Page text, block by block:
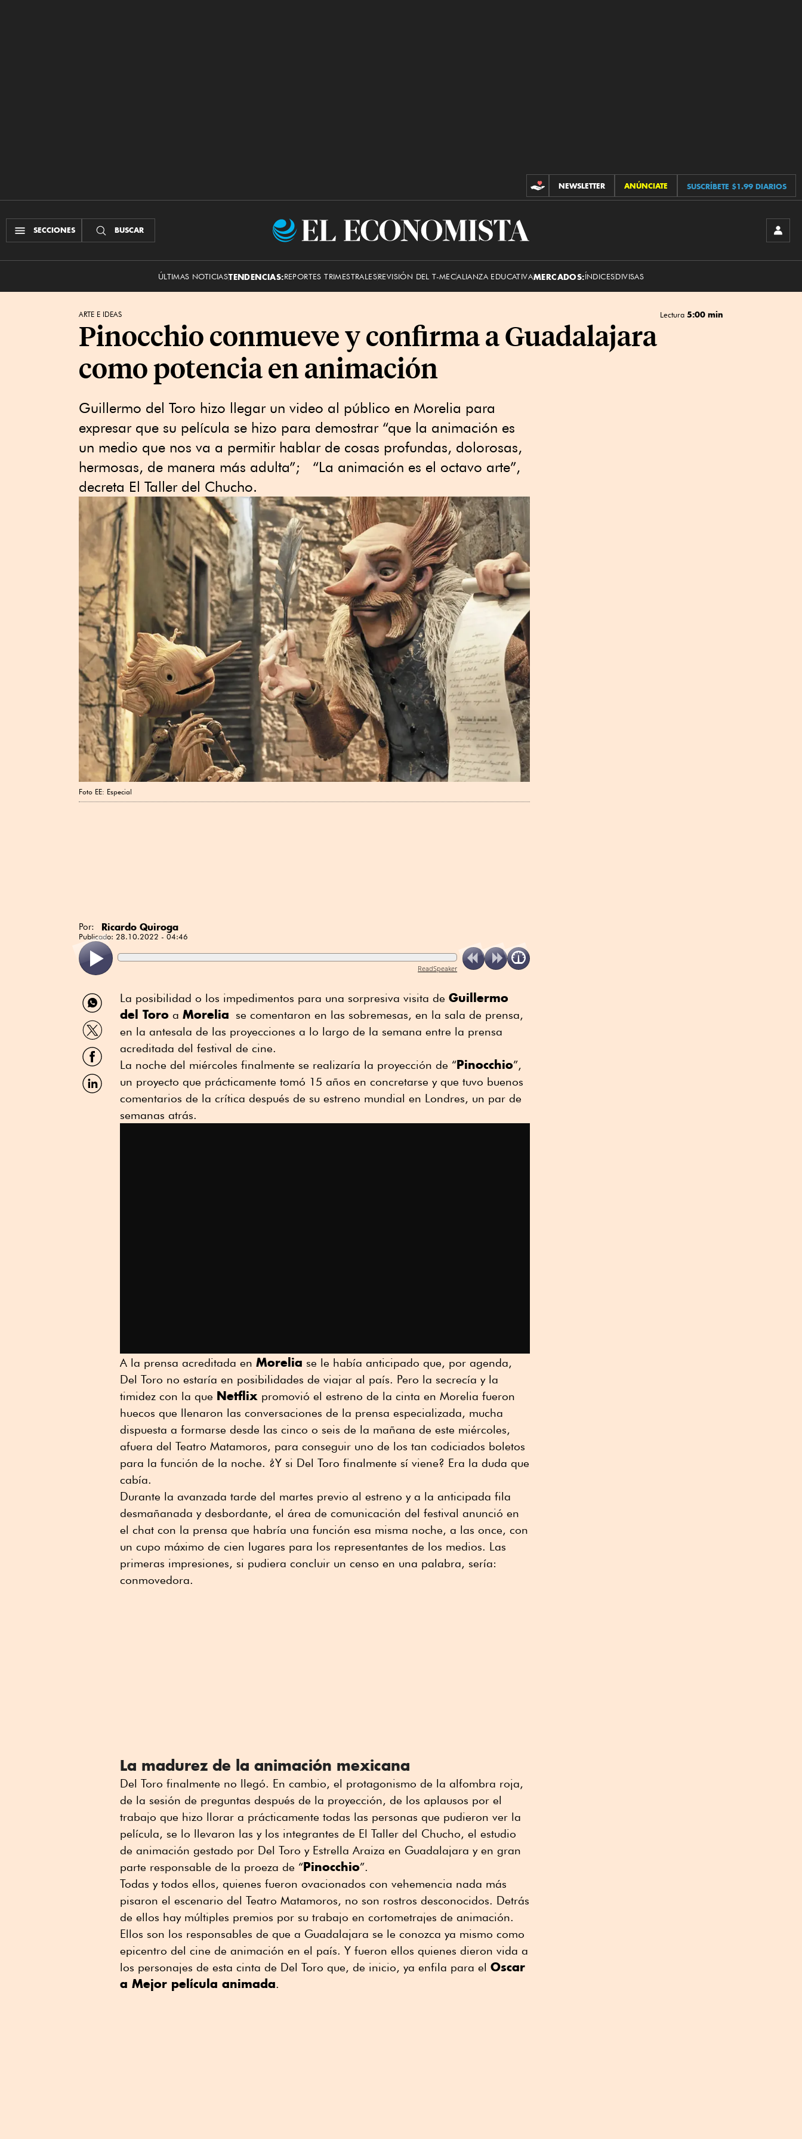
CONTRIBUCIONES
NEWSLETTER ANÚNCIATE SUSCRÍBETE $1.99 DIARIOS
SECCIONES BUSCAR
El
ÚLTIMAS NOTICIASTENDENCIAS:REPORTES TRIMESTRALESREVISIÓN DEL T-MECALIANZA EDUCATIVAMERCADOS:ÍNDICESDIVISAS
ARTE E IDEAS Lectura 5:00 min
Pinocchio conmueve y confirma a Guadalajara
como potencia en animación
Guillermo del Toro hizo llegar un video al público en Morelia para
expresar que su película se hizo para demostrar “que la animación es
un medio que nos va a permitir hablar de cosas profundas, dolorosas,
hermosas, de manera más adulta”; “La animación es el octavo arte”,
decreta El Taller del Chucho.
Foto EE: Especial
Por: Ricardo Quiroga
Publicado: 28.10.2022 - 04:46
ReadSpeaker
Compartir
por
WhatsApp
Compartir
por
Twitter
Compartir
por
Facebook
Compartir
por
La posibilidad o los impedimentos para una sorpresiva visita de Guillermo
del Toro a Morelia se comentaron en las sobremesas, en la sala de prensa,
en la antesala de las proyecciones a lo largo de la semana entre la prensa
acreditada del festival de cine.
La noche del miércoles finalmente se realizaría la proyección de “Pinocchio”,
un proyecto que prácticamente tomó 15 años en concretarse y que tuvo buenos
comentarios de la crítica después de su estreno mundial en Londres, un par de
semanas atrás.
A la prensa acreditada en Morelia se le había anticipado que, por agenda,
Del Toro no estaría en posibilidades de viajar al país. Pero la secrecía y la
timidez con la que Netflix promovió el estreno de la cinta en Morelia fueron
huecos que llenaron las conversaciones de la prensa especializada, mucha
dispuesta a formarse desde las cinco o seis de la mañana de este miércoles,
afuera del Teatro Matamoros, para conseguir uno de los tan codiciados boletos
para la función de la noche. ¿Y si Del Toro finalmente sí viene? Era la duda que
cabía.
Durante la avanzada tarde del martes previo al estreno y a la anticipada fila
desmañanada y desbordante, el área de comunicación del festival anunció en
el chat con la prensa que habría una función esa misma noche, a las once, con
un cupo máximo de cien lugares para los representantes de los medios. Las
primeras impresiones, si pudiera concluir un censo en una palabra, sería:
conmovedora.
La madurez de la animación mexicana
Del Toro finalmente no llegó. En cambio, el protagonismo de la alfombra roja,
de la sesión de preguntas después de la proyección, de los aplausos por el
trabajo que hizo llorar a prácticamente todas las personas que pudieron ver la
película, se lo llevaron las y los integrantes de El Taller del Chucho, el estudio
de animación gestado por Del Toro y Estrella Araiza en Guadalajara y en gran
parte responsable de la proeza de “Pinocchio”.
Todas y todos ellos, quienes fueron ovacionados con vehemencia nada más
pisaron el escenario del Teatro Matamoros, no son rostros desconocidos. Detrás
de ellos hay múltiples premios por su trabajo en cortometrajes de animación.
Ellos son los responsables de que a Guadalajara se le conozca ya mismo como
epicentro del cine de animación en el país. Y fueron ellos quienes dieron vida a
los personajes de esta cinta de Del Toro que, de inicio, ya enfila para el Oscar
a Mejor película animada.